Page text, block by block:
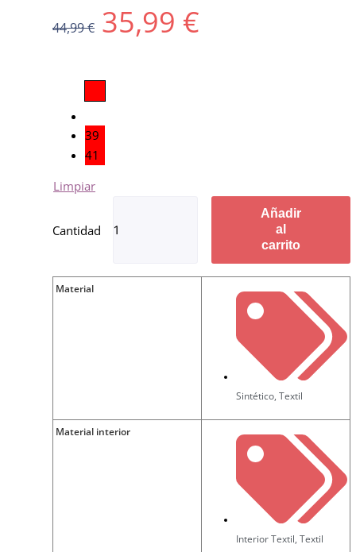
44,99€ 35,99 €
39
41
Limpiar
Añadir
al
carrito
Material
Sintético, Textil
Material interior
Interior Textil, Textil